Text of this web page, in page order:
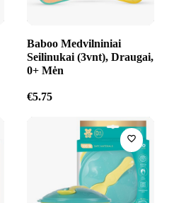
Baboo Medvilniniai
Seilinukai (3vnt), Draugai,
0+ Mėn
€5.75